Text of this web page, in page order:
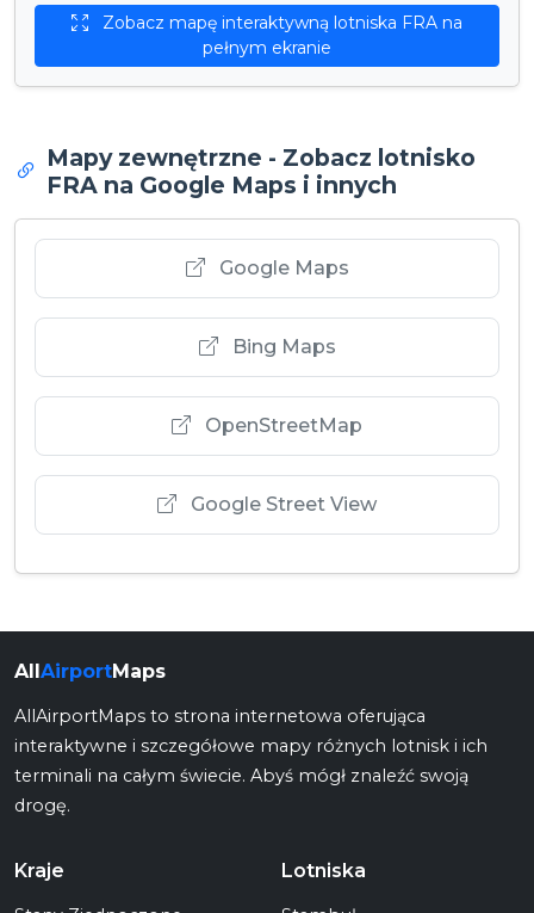
pełnym ekranie
Mapy zewnętrzne - Zobacz lotnisko
FRA na Google Maps i innych
Google Maps
Bing Maps
OpenStreetMap
Google Street View
All AirportMaps
AllAirportMaps to strona internetowa oferująca
interaktywne i szczegółowe mapy różnych lotnisk i ich
terminali na całym świecie. Abyś mógł znaleźć swoją
drogę.
Kraje Lotniska